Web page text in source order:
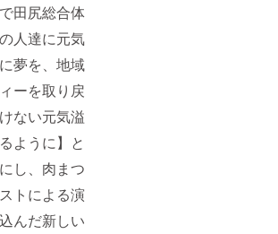
田尻総合体
人達に元気
夢を、地域
ーを取り戻
ない元気溢
ように】と
し、肉まつ
トによる演
んだ新しい